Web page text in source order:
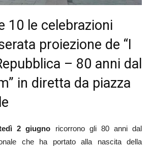
10 le celebrazioni
proiezione de “I
– 80 anni dal
in diretta da piazza
2 giugno ricorrono gli 80 anni dal
che ha portato alla nascita della